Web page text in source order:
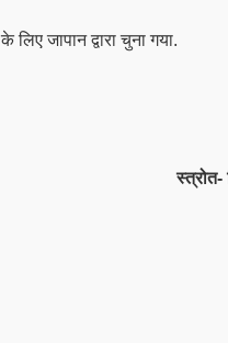
लिए जापान द्वारा चुना गया.